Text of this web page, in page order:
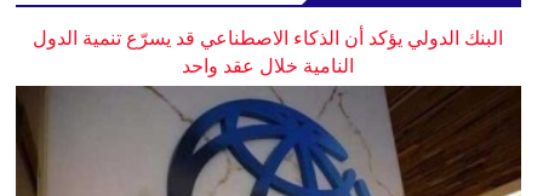
البنك الدولي يؤكد أن الذكاء الاصطناعي قد يسرّع تنمية الدول
النامية خلال عقد واحد